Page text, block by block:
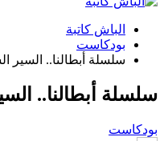
الباش كاتبة
بودكاست
سلسلة أبطالنا.. السير
سلسلة أبطالنا..
بودكاست